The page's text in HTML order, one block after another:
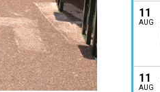
11
AUG
11
AUG